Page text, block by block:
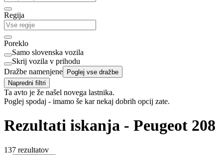
Regija
Poreklo
Samo slovenska vozila
Skrij vozila v prihodu
Dražbe namenjene Poglej vse dražbe
Napredni filtri
Ta avto je že našel novega lastnika.
Poglej spodaj - imamo še kar nekaj dobrih opcij zate.
Rezultati iskanja - Peugeot 208
137 rezultatov